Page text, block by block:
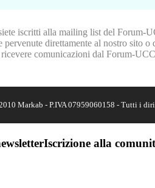
iscritti alla mailing list del
direttamente al nostro sito
comunicazioni dal Forum-
Markab - P.IVA 07959060158 - Tutti i
Iscrizione alla